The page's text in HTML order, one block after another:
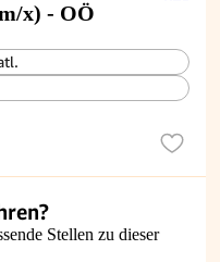
x) - OÖ
Stellen zu dieser